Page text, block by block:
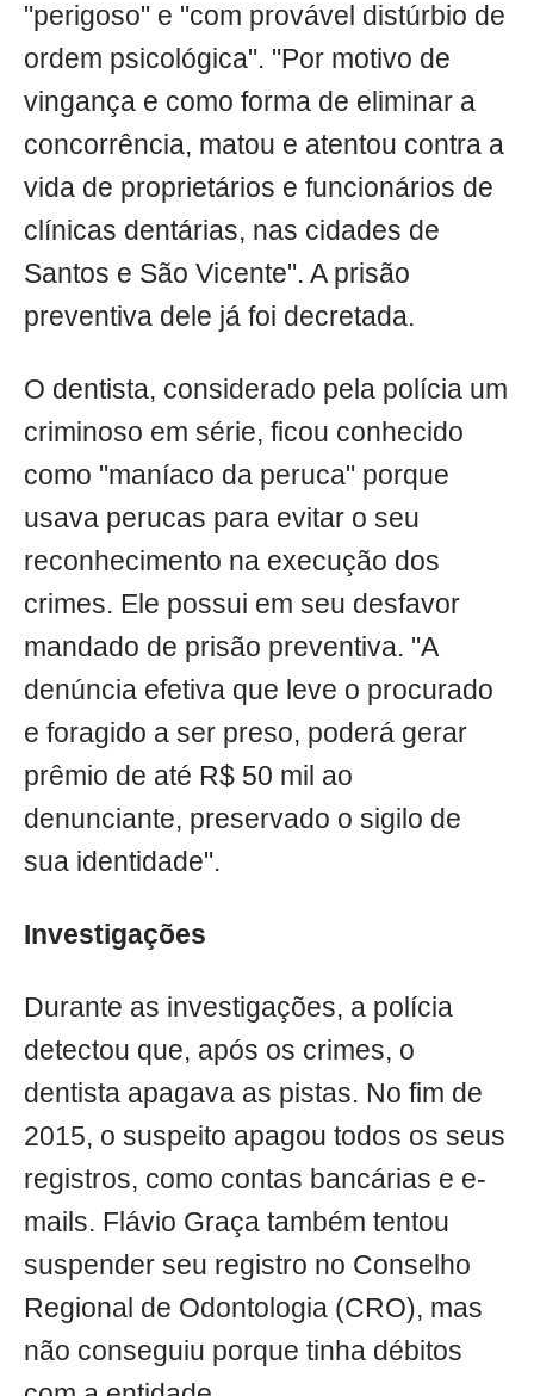
"perigoso" e "com provável distúrbio de
ordem psicológica". "Por motivo de
vingança e como forma de eliminar a
concorrência, matou e atentou contra a
vida de proprietários e funcionários de
clínicas dentárias, nas cidades de
Santos e São Vicente". A prisão
preventiva dele já foi decretada.
O dentista, considerado pela polícia um
criminoso em série, ficou conhecido
como "maníaco da peruca" porque
usava perucas para evitar o seu
reconhecimento na execução dos
crimes. Ele possui em seu desfavor
mandado de prisão preventiva. "A
denúncia efetiva que leve o procurado
e foragido a ser preso, poderá gerar
prêmio de até R$ 50 mil ao
denunciante, preservado o sigilo de
sua identidade".
Investigações
Durante as investigações, a polícia
detectou que, após os crimes, o
dentista apagava as pistas. No fim de
2015, o suspeito apagou todos os seus
registros, como contas bancárias e e-
mails. Flávio Graça também tentou
suspender seu registro no Conselho
Regional de Odontologia (CRO), mas
não conseguiu porque tinha débitos